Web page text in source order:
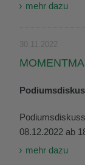
mehr dazu
30.11.2022
08.12.2022 ab
mehr dazu